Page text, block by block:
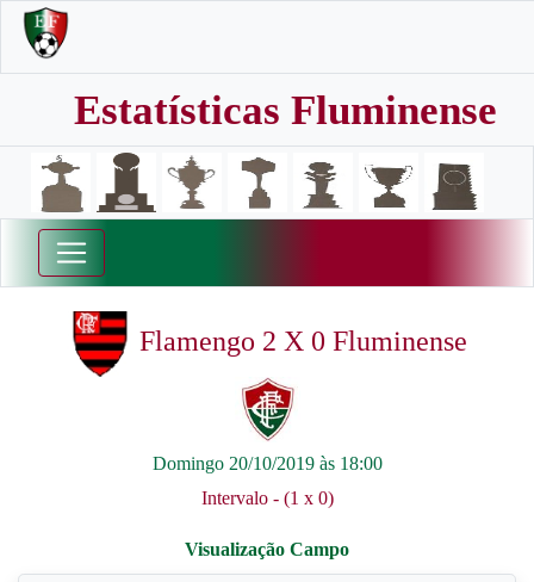
Estatísticas Fluminense
Flamengo 2 X 0 Fluminense
Domingo 20/10/2019 às 18:00
Intervalo - (1 x 0)